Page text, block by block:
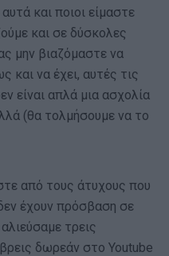
και ποιοι είμαστε
και σε δύσκολες
μην βιαζόμαστε να
να έχει, αυτές τις
είναι απλά μια ασχολία
(θα τολμήσουμε να το
από τους άτυχους που
έχουν πρόσβαση σε
τρεις
δωρεάν στο Youtube